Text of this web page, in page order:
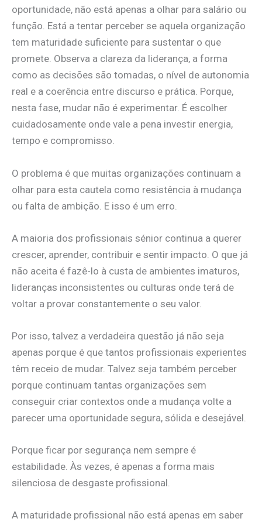
oportunidade, não está apenas a olhar para salário ou
função. Está a tentar perceber se aquela organização
tem maturidade suficiente para sustentar o que
promete. Observa a clareza da liderança, a forma
como as decisões são tomadas, o nível de autonomia
real e a coerência entre discurso e prática. Porque,
nesta fase, mudar não é experimentar. É escolher
cuidadosamente onde vale a pena investir energia,
tempo e compromisso.
O problema é que muitas organizações continuam a
olhar para esta cautela como resistência à mudança
ou falta de ambição. E isso é um erro.
A maioria dos profissionais sénior continua a querer
crescer, aprender, contribuir e sentir impacto. O que já
não aceita é fazê-lo à custa de ambientes imaturos,
lideranças inconsistentes ou culturas onde terá de
voltar a provar constantemente o seu valor.
Por isso, talvez a verdadeira questão já não seja
apenas porque é que tantos profissionais experientes
têm receio de mudar. Talvez seja também perceber
porque continuam tantas organizações sem
conseguir criar contextos onde a mudança volte a
parecer uma oportunidade segura, sólida e desejável.
Porque ficar por segurança nem sempre é
estabilidade. Às vezes, é apenas a forma mais
silenciosa de desgaste profissional.
A maturidade profissional não está apenas em saber